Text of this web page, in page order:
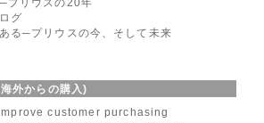
プリウスの20年
グ
る─プリウスの今、そして未来
外からの購入)
customer purchasing